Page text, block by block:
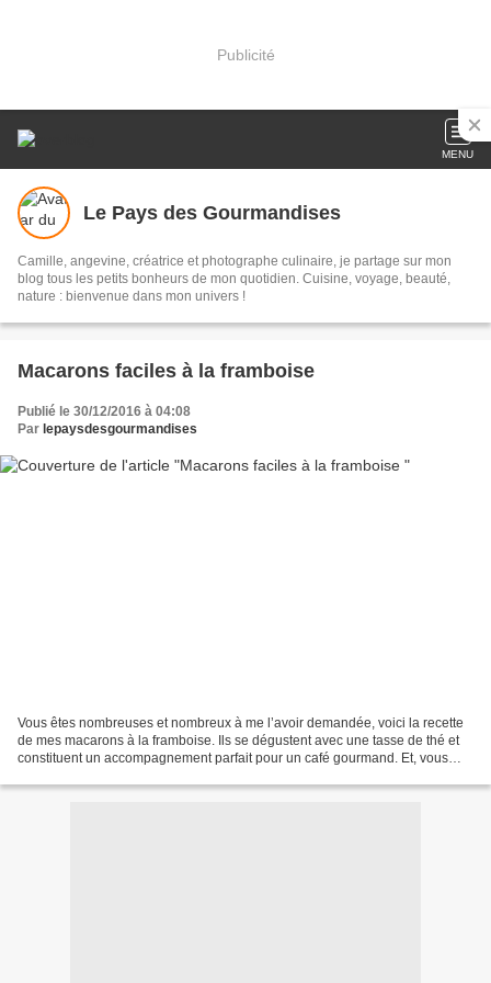
Publicité
MENU
Le Pays des Gourmandises
Camille, angevine, créatrice et photographe culinaire, je partage sur mon
blog tous les petits bonheurs de mon quotidien. Cuisine, voyage, beauté,
nature : bienvenue dans mon univers !
Macarons faciles à la framboise
Publié le 30/12/2016 à 04:08
Par lepaysdesgourmandises
Vous êtes nombreuses et nombreux à me l’avoir demandée, voici la recette
de mes macarons à la framboise. Ils se dégustent avec une tasse de thé et
constituent un accompagnement parfait pour un café gourmand. Et, vous